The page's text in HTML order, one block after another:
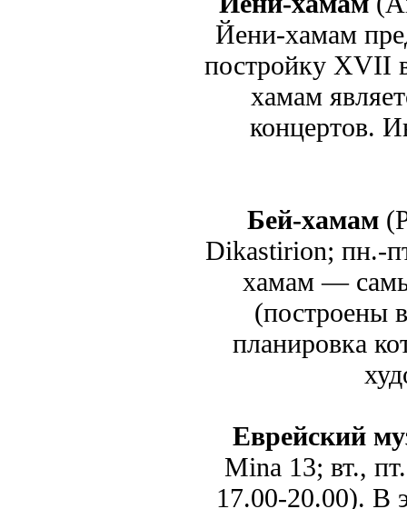
Йени-хамам
постройку XVII
хамам
концертов.
Бей-хамам
Dikastirion; пн.-
хамам —
(построены
планировка
Еврейский
Mina 13; вт.,
17.00-20.00). В